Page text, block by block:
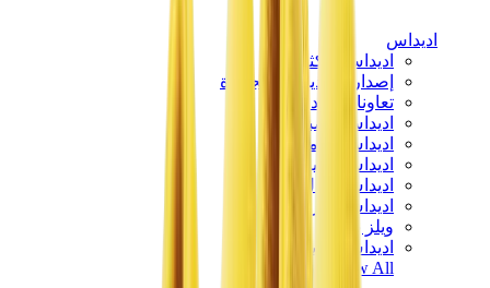
اديداس
اديداس الأكثر مبيعاً
إصدارات اديداس الجديدة
تعاونات اديداس
اديداس كامبوس
اديداس سامبا
اديداس سبيزيال
اديداس غزال
اديداس فوروم لو
ويلز بونر
اديداس اوريجينالز
View All